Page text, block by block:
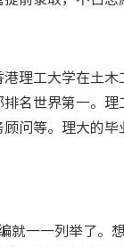
理工大学在土
名世界第一。
问等。理大的
就一一列举了。